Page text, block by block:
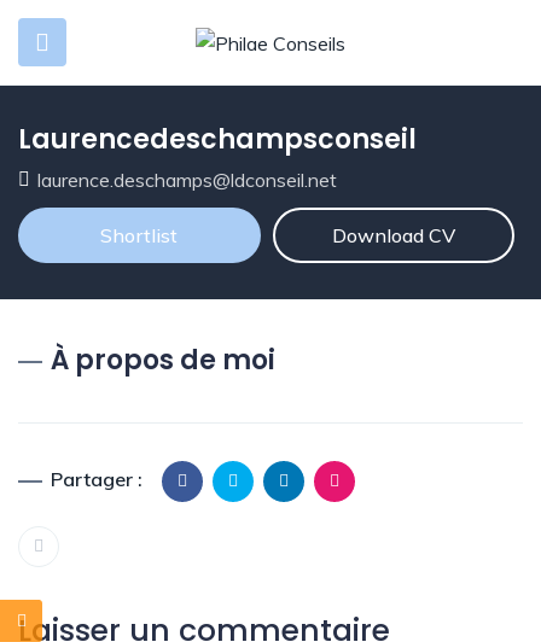
Laurencedeschampsconseil
laurence.deschamps@ldconseil.net
Shortlist Download CV
À propos de moi
Partager :
Laisser un commentaire